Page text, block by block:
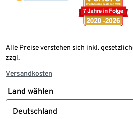
Alle Preise verstehen sich inkl.
zzgl.
Versandkosten
Land wählen
Deutschland